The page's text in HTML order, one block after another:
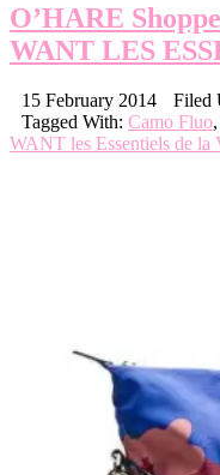
O’HARE
WANT LES
15 February 2014 Filed
Tagged With: Camo Fluo,
WANT les Essentiels de la